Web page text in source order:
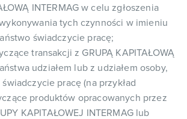
INTERMAG w celu zgłoszenia
tych czynności w imieniu
świadczycie pracę;
transakcji z GRUPĄ KAPITAŁOWĄ
udziałem lub z udziałem osoby,
pracę (na przykład
produktów opracowanych przez
KAPITAŁOWEJ INTERMAG lub